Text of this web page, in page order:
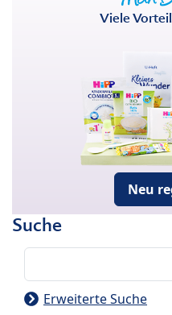
Viele
Neu
Suche
Erweiterte Suche